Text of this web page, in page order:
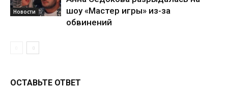
Новости
шоу «Мастер игры» из-за
обвинений
ОСТАВЬТЕ ОТВЕТ